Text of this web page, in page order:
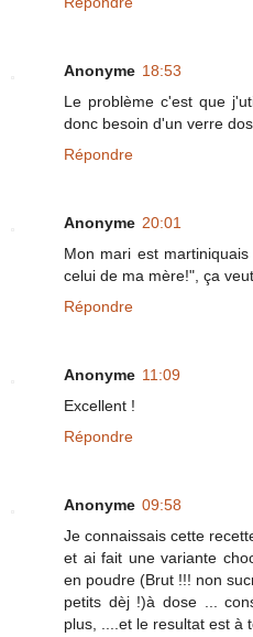
Anonyme 18:53
Le problème c'est que
donc besoin d'un verre
Répondre
Anonyme 20:01
Mon mari est
celui de ma mère!", ça
Répondre
Anonyme 11:09
Excellent !
Répondre
Anonyme 09:58
Je connaissais cette
et ai fait une variante
en poudre (Brut !!! non
petits dèj !)à dose ...
plus, ....et le resultat est à